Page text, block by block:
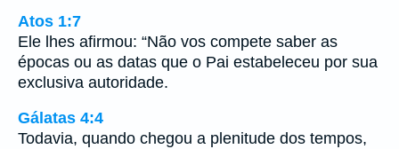
Atos 1:7
Ele lhes afirmou: “Não vos compete saber as
épocas ou as datas que o Pai estabeleceu por sua
exclusiva autoridade.
Gálatas 4:4
Todavia, quando chegou a plenitude dos tempos,